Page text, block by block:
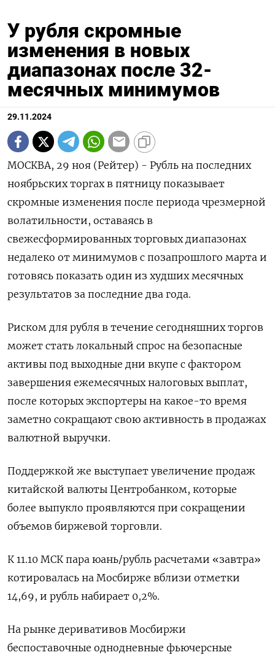
У рубля скромные
изменения в новых
диапазонах после 32-
месячных минимумов
29.11.2024
МОСКВА, 29 ноя (Рейтер) - Рубль на последних
ноябрьских торгах в пятницу показывает
скромные изменения после периода чрезмерной
волатильности, оставаясь в
свежесформированных торговых диапазонах
недалеко от минимумов с позапрошлого марта и
готовясь показать один из худших месячных
результатов за последние два года.
Риском для рубля в течение сегодняшних торгов
может стать локальный спрос на безопасные
активы под выходные дни вкупе с фактором
завершения ежемесячных налоговых выплат,
после которых экспортеры на какое-то время
заметно сокращают свою активность в продажах
валютной выручки.
Поддержкой же выступает увеличение продаж
китайской валюты Центробанком, которые
более выпукло проявляются при сокращении
объемов биржевой торговли.
К 11.10 МСК пара юань/рубль расчетами «завтра»
котировалась на Мосбирже вблизи отметки
14,69, и рубль набирает 0,2%.
На рынке деривативов Мосбиржи
беспоставочные однодневные фьючерсные